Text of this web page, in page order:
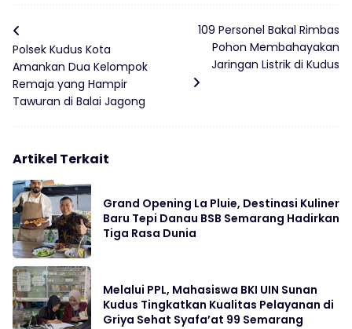
Polsek Kudus Kota
Amankan Dua Kelompok
Remaja yang Hampir
Tawuran di Balai Jagong
109 Personel Bakal Rimbas
Pohon Membahayakan
Jaringan Listrik di Kudus
Artikel Terkait
Grand Opening La Pluie, Destinasi Kuliner
Baru Tepi Danau BSB Semarang Hadirkan
Tiga Rasa Dunia
Melalui PPL, Mahasiswa BKI UIN Sunan
Kudus Tingkatkan Kualitas Pelayanan di
Griya Sehat Syafa’at 99 Semarang